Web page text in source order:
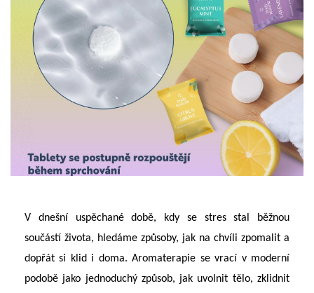
V dnešní uspěchané době, kdy se stres stal běžnou
součástí života, hledáme způsoby, jak na chvíli zpomalit a
dopřát si klid i doma. Aromaterapie se vrací v moderní
podobě jako jednoduchý způsob, jak uvolnit tělo, zklidnit